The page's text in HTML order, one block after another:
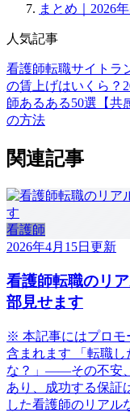
まとめ｜2026
人気記事
看護師転職サイトラ
の賃上げはいくら？
師あるある50選【共
の方法
関連記事
看護師
2026年4月15日 更新
看護師転職のリ
部見せます
※ 本記事にはプロモ
含まれます 「転職
な？」——その不安
あり、成功する保証
した看護師のリアル